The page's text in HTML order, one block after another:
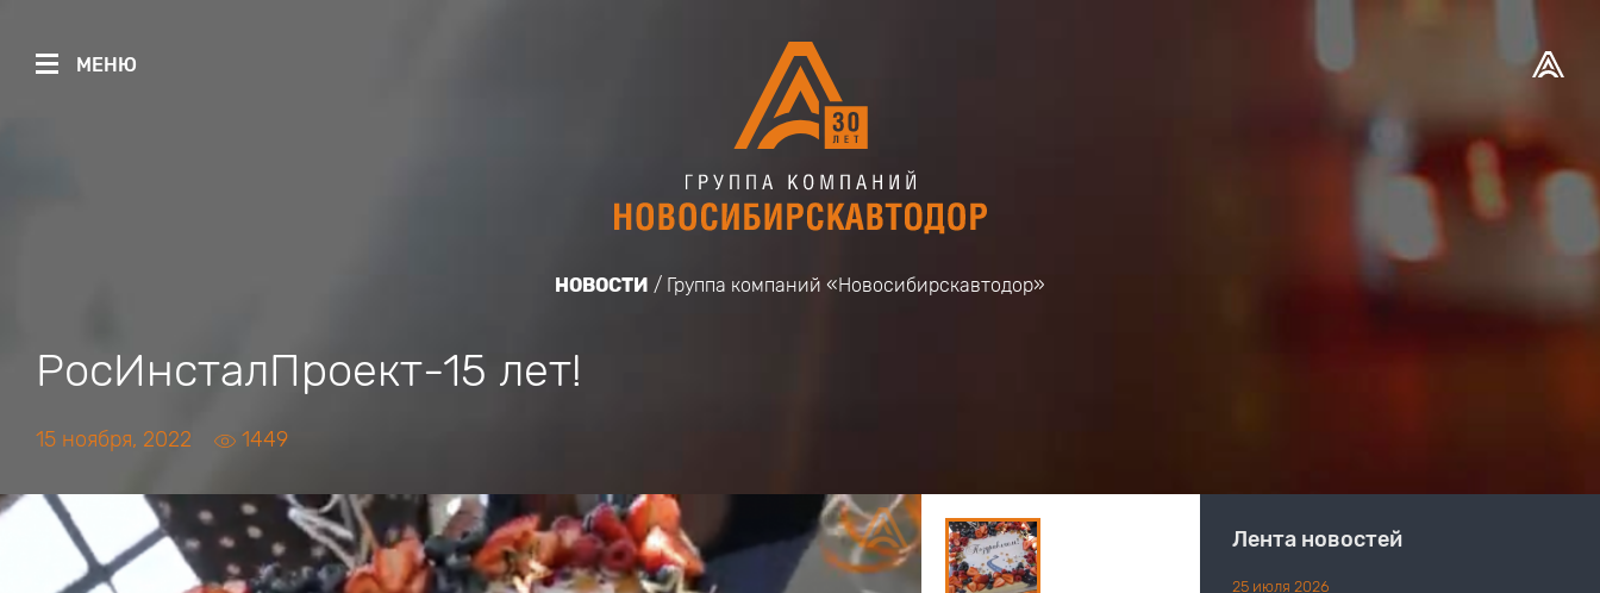
МЕНЮ
НОВОСТИ Группа компаний «Новосибирскавтодор»
РосИнсталПроект-15 лет!
15 ноября, 2022 1449
Лента новостей
25 июля 2026